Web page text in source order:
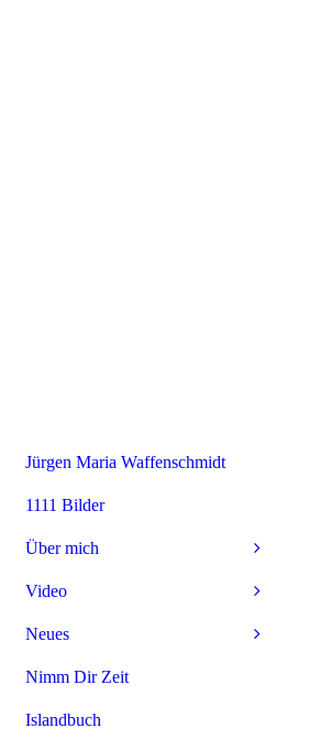
Jürgen Maria Waffenschmidt
1111 Bilder
Über mich
Video
Neues
Nimm Dir Zeit
Islandbuch